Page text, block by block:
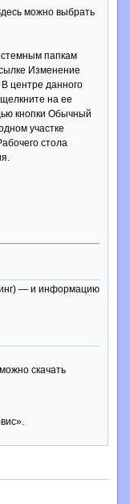
можно выбрать
папкам
Изменение
центре данного
на ее
кнопки Обычный
участке
стола
— и информацию
скачать